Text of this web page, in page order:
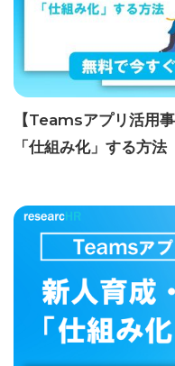
【Teamsアプリ活用
「仕組み化」する方法